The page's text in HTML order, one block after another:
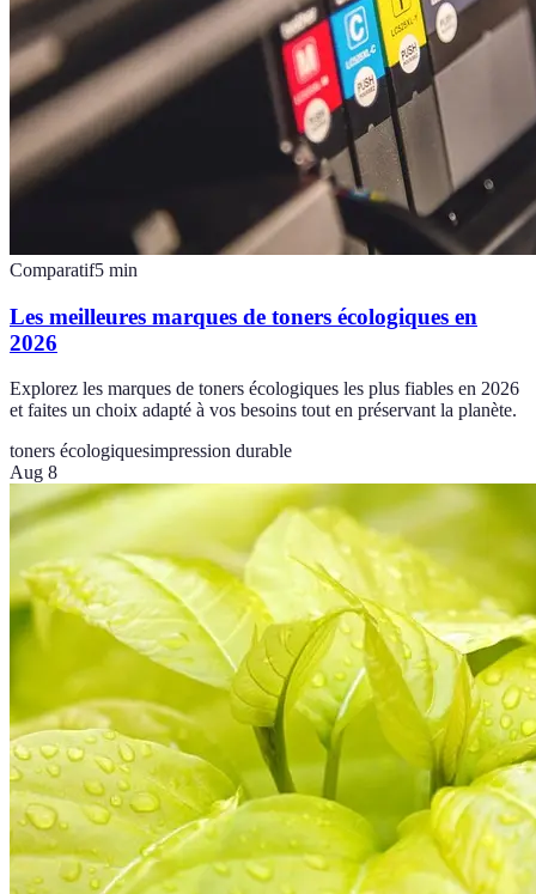
Comparatif5 min
Les meilleures marques de toners écologiques en
2026
Explorez les marques de toners écologiques les plus fiables en 2026
et faites un choix adapté à vos besoins tout en préservant la planète.
toners écologiquesimpression durable
Aug 8